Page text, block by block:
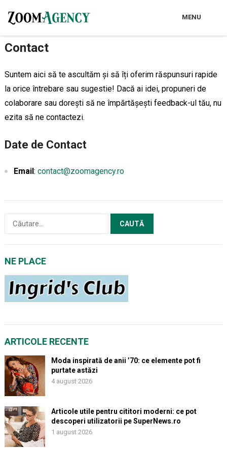
MENU
Contact
Suntem aici să te ascultăm și să îți oferim răspunsuri rapide
la orice întrebare sau sugestie! Dacă ai idei, propuneri de
colaborare sau dorești să ne împărtășești feedback-ul tău, nu
ezita să ne contactezi.
Date de Contact
Email: contact@zoomagency.ro
Caută
după:
NE PLACE
ARTICOLE RECENTE
Moda inspirată de anii ’70: ce elemente pot fi
purtate astăzi
4 august 2026
Articole utile pentru cititori moderni: ce pot
descoperi utilizatorii pe SuperNews.ro
1 august 2026